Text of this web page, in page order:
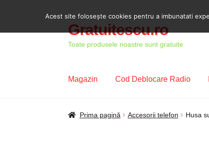
Sari
navigare
Sari
conținut
Gratuitescu.ro
Toate produsele noastre sunt gratuite
Magazin Cod Deblocare Radio
Prima pagină Blog Cod Deblocare
Prima pagină Accesorii telefon Husa
Acest site foloseşte cookies pentru a imbunatati